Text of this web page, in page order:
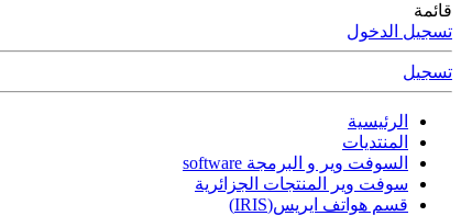
قائمة
تسجيل الدخول
تسجيل
الرئيسية
المنتديات
السوفت وير و البرمجة software
سوفت وير المنتجات الجزائرية
قسم هواتف ايريس(IRIS)